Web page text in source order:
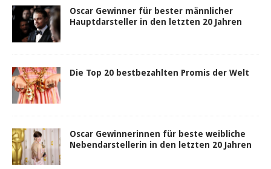
Oscar Gewinner für bester männlicher
Hauptdarsteller in den letzten 20 Jahren
Die Top 20 bestbezahlten Promis der Welt
Oscar Gewinnerinnen für beste weibliche
Nebendarstellerin in den letzten 20 Jahren